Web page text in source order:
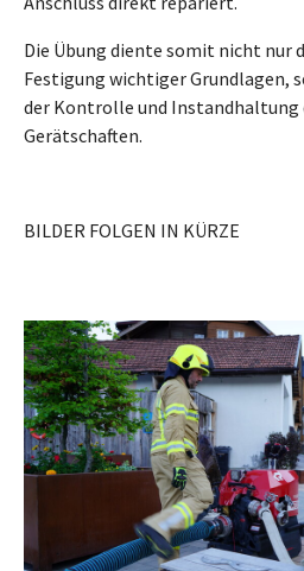
Die Übung diente somit nicht nur
Festigung wichtiger Grundlagen,
der Kontrolle und Instandhaltung
Gerätschaften.
BILDER FOLGEN IN KÜRZE